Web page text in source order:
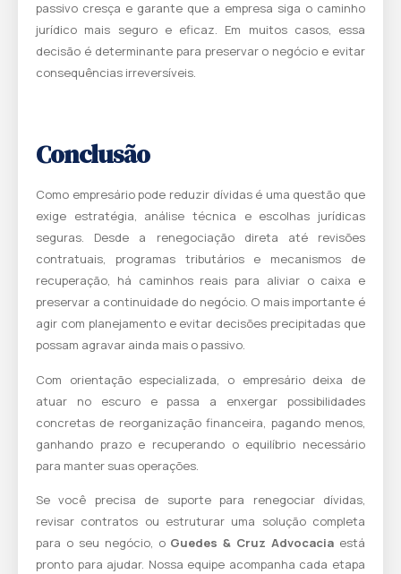
passivo cresça e garante que a empresa siga o caminho
jurídico mais seguro e eficaz. Em muitos casos, essa
decisão é determinante para preservar o negócio e evitar
consequências irreversíveis.
Conclusão
Como empresário pode reduzir dívidas é uma questão que
exige estratégia, análise técnica e escolhas jurídicas
seguras. Desde a renegociação direta até revisões
contratuais, programas tributários e mecanismos de
recuperação, há caminhos reais para aliviar o caixa e
preservar a continuidade do negócio. O mais importante é
agir com planejamento e evitar decisões precipitadas que
possam agravar ainda mais o passivo.
Com orientação especializada, o empresário deixa de
atuar no escuro e passa a enxergar possibilidades
concretas de reorganização financeira, pagando menos,
ganhando prazo e recuperando o equilíbrio necessário
para manter suas operações.
Se você precisa de suporte para renegociar dívidas,
revisar contratos ou estruturar uma solução completa
para o seu negócio, o Guedes & Cruz Advocacia está
pronto para ajudar. Nossa equipe acompanha cada etapa